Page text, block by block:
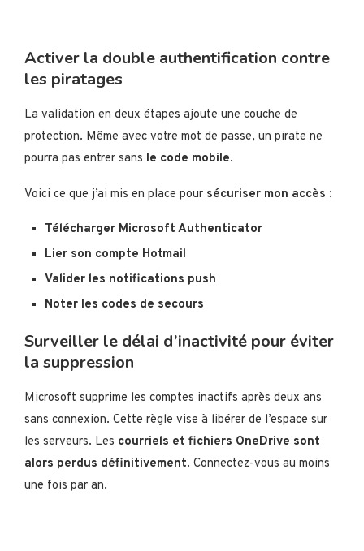
Activer la double authentification contre
les piratages
La validation en deux étapes ajoute une couche de
protection. Même avec votre mot de passe, un pirate ne
pourra pas entrer sans le code mobile.
Voici ce que j’ai mis en place pour sécuriser mon accès :
Télécharger Microsoft Authenticator
Lier son compte Hotmail
Valider les notifications push
Noter les codes de secours
Surveiller le délai d’inactivité pour éviter
la suppression
Microsoft supprime les comptes inactifs après deux ans
sans connexion. Cette règle vise à libérer de l’espace sur
les serveurs. Les courriels et fichiers OneDrive sont
alors perdus définitivement. Connectez-vous au moins
une fois par an.